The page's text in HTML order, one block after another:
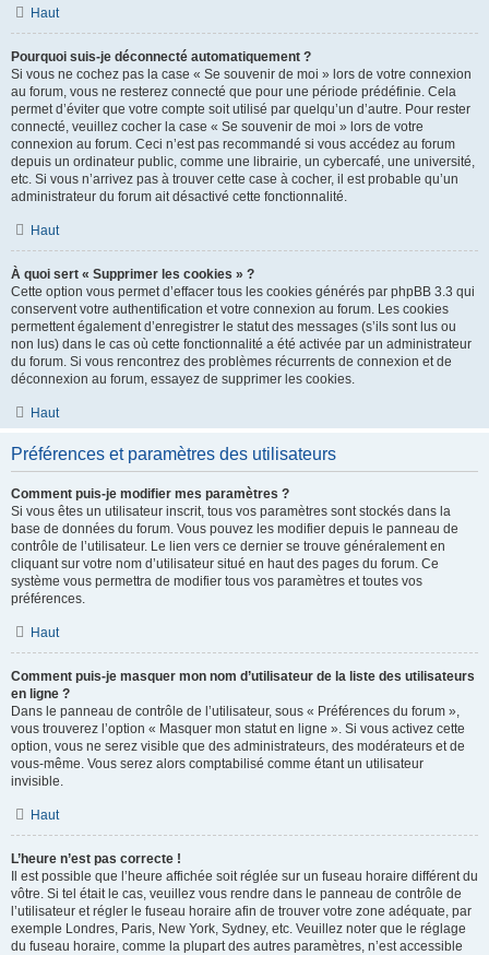
Haut
Pourquoi suis-je déconnecté automatiquement ?
Si vous ne cochez pas la case « Se souvenir de moi » lors de votre connexion
au forum, vous ne resterez connecté que pour une période prédéfinie. Cela
permet d’éviter que votre compte soit utilisé par quelqu’un d’autre. Pour rester
connecté, veuillez cocher la case « Se souvenir de moi » lors de votre
connexion au forum. Ceci n’est pas recommandé si vous accédez au forum
depuis un ordinateur public, comme une librairie, un cybercafé, une université,
etc. Si vous n’arrivez pas à trouver cette case à cocher, il est probable qu’un
administrateur du forum ait désactivé cette fonctionnalité.
Haut
À quoi sert « Supprimer les cookies » ?
Cette option vous permet d’effacer tous les cookies générés par phpBB 3.3 qui
conservent votre authentification et votre connexion au forum. Les cookies
permettent également d’enregistrer le statut des messages (s’ils sont lus ou
non lus) dans le cas où cette fonctionnalité a été activée par un administrateur
du forum. Si vous rencontrez des problèmes récurrents de connexion et de
déconnexion au forum, essayez de supprimer les cookies.
Haut
Préférences et paramètres des utilisateurs
Comment puis-je modifier mes paramètres ?
Si vous êtes un utilisateur inscrit, tous vos paramètres sont stockés dans la
base de données du forum. Vous pouvez les modifier depuis le panneau de
contrôle de l’utilisateur. Le lien vers ce dernier se trouve généralement en
cliquant sur votre nom d’utilisateur situé en haut des pages du forum. Ce
système vous permettra de modifier tous vos paramètres et toutes vos
préférences.
Haut
Comment puis-je masquer mon nom d’utilisateur de la liste des utilisateurs
en ligne ?
Dans le panneau de contrôle de l’utilisateur, sous « Préférences du forum »,
vous trouverez l’option « Masquer mon statut en ligne ». Si vous activez cette
option, vous ne serez visible que des administrateurs, des modérateurs et de
vous-même. Vous serez alors comptabilisé comme étant un utilisateur
invisible.
Haut
L’heure n’est pas correcte !
Il est possible que l’heure affichée soit réglée sur un fuseau horaire différent du
vôtre. Si tel était le cas, veuillez vous rendre dans le panneau de contrôle de
l’utilisateur et régler le fuseau horaire afin de trouver votre zone adéquate, par
exemple Londres, Paris, New York, Sydney, etc. Veuillez noter que le réglage
du fuseau horaire, comme la plupart des autres paramètres, n’est accessible